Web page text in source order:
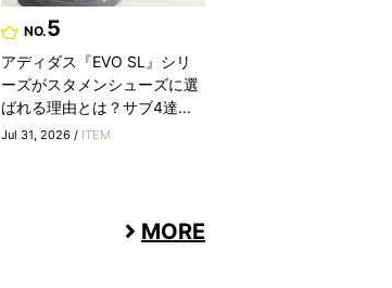
NO.5
アディダス『EVO SL』シリ
ーズがスタメンシューズに選
ばれる理由とは？サブ4達...
Jul 31, 2026 / ITEM
MORE